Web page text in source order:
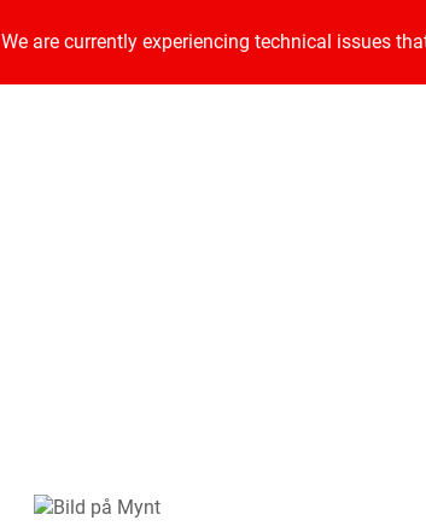
We are currently experiencing technical issues